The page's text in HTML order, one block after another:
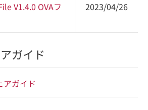
V1.4.0 OVAフ
2023/04/26
ガイド
アガイド